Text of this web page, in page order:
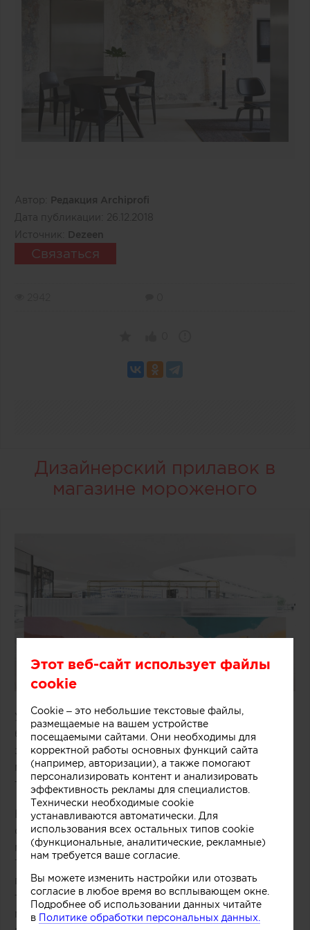
Автор:
Редакция Archiprofi
Дата публикации:
26.12.2018
Источник:
Dezeen
Связаться
Дизайнерский прилавок в
магазине мороженого
Удачное решение предложили специалисты
бюро One Design Office и Studio Twocan,
занимавшиеся дизайном небольшого магазина
мороженого, расположенного в одном из
торговых центров Мельбурна (Австралия).
В основе концепции массивной стойки лежит
образ емкости с несколькими слоями
мороженого и разнообразных добавок.
Технически замысел был реализован при
помощи техники многослойной заливки
тонированного бетона. Логотип магазина
мороженого был закреплен на каркасе из
Этот веб-сайт использует файлы
cookie
Cookie – это небольшие текстовые файлы,
размещаемые на вашем устройстве
посещаемыми сайтами. Они необходимы для
корректной работы основных функций сайта
(например, авторизации), а также помогают
персонализировать контент и анализировать
эффективность рекламы для специалистов.
Технически необходимые cookie
устанавливаются автоматически. Для
использования всех остальных типов cookie
(функциональные, аналитические, рекламные)
нам требуется ваше согласие.
Вы можете изменить настройки или отозвать
согласие в любое время во всплывающем окне.
Подробнее об использовании данных читайте
в Политике обработки персональных данных.